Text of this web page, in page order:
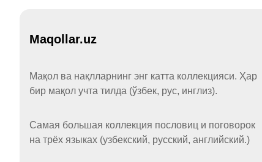
Maqollar.uz
Мақол ва нақлларнинг энг катта коллекцияси. Ҳар
бир мақол учта тилда (ўзбек, рус, инглиз).
Самая большая коллекция пословиц и поговорок
на трёх языках (узбекский, русский, английский.)